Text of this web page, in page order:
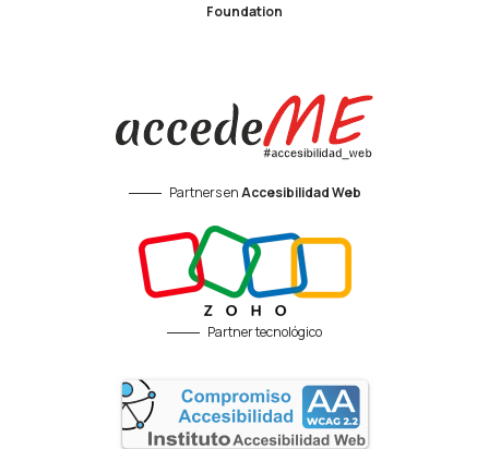
Foundation
Partners enAccesibilidad Web
Partner tecnológico